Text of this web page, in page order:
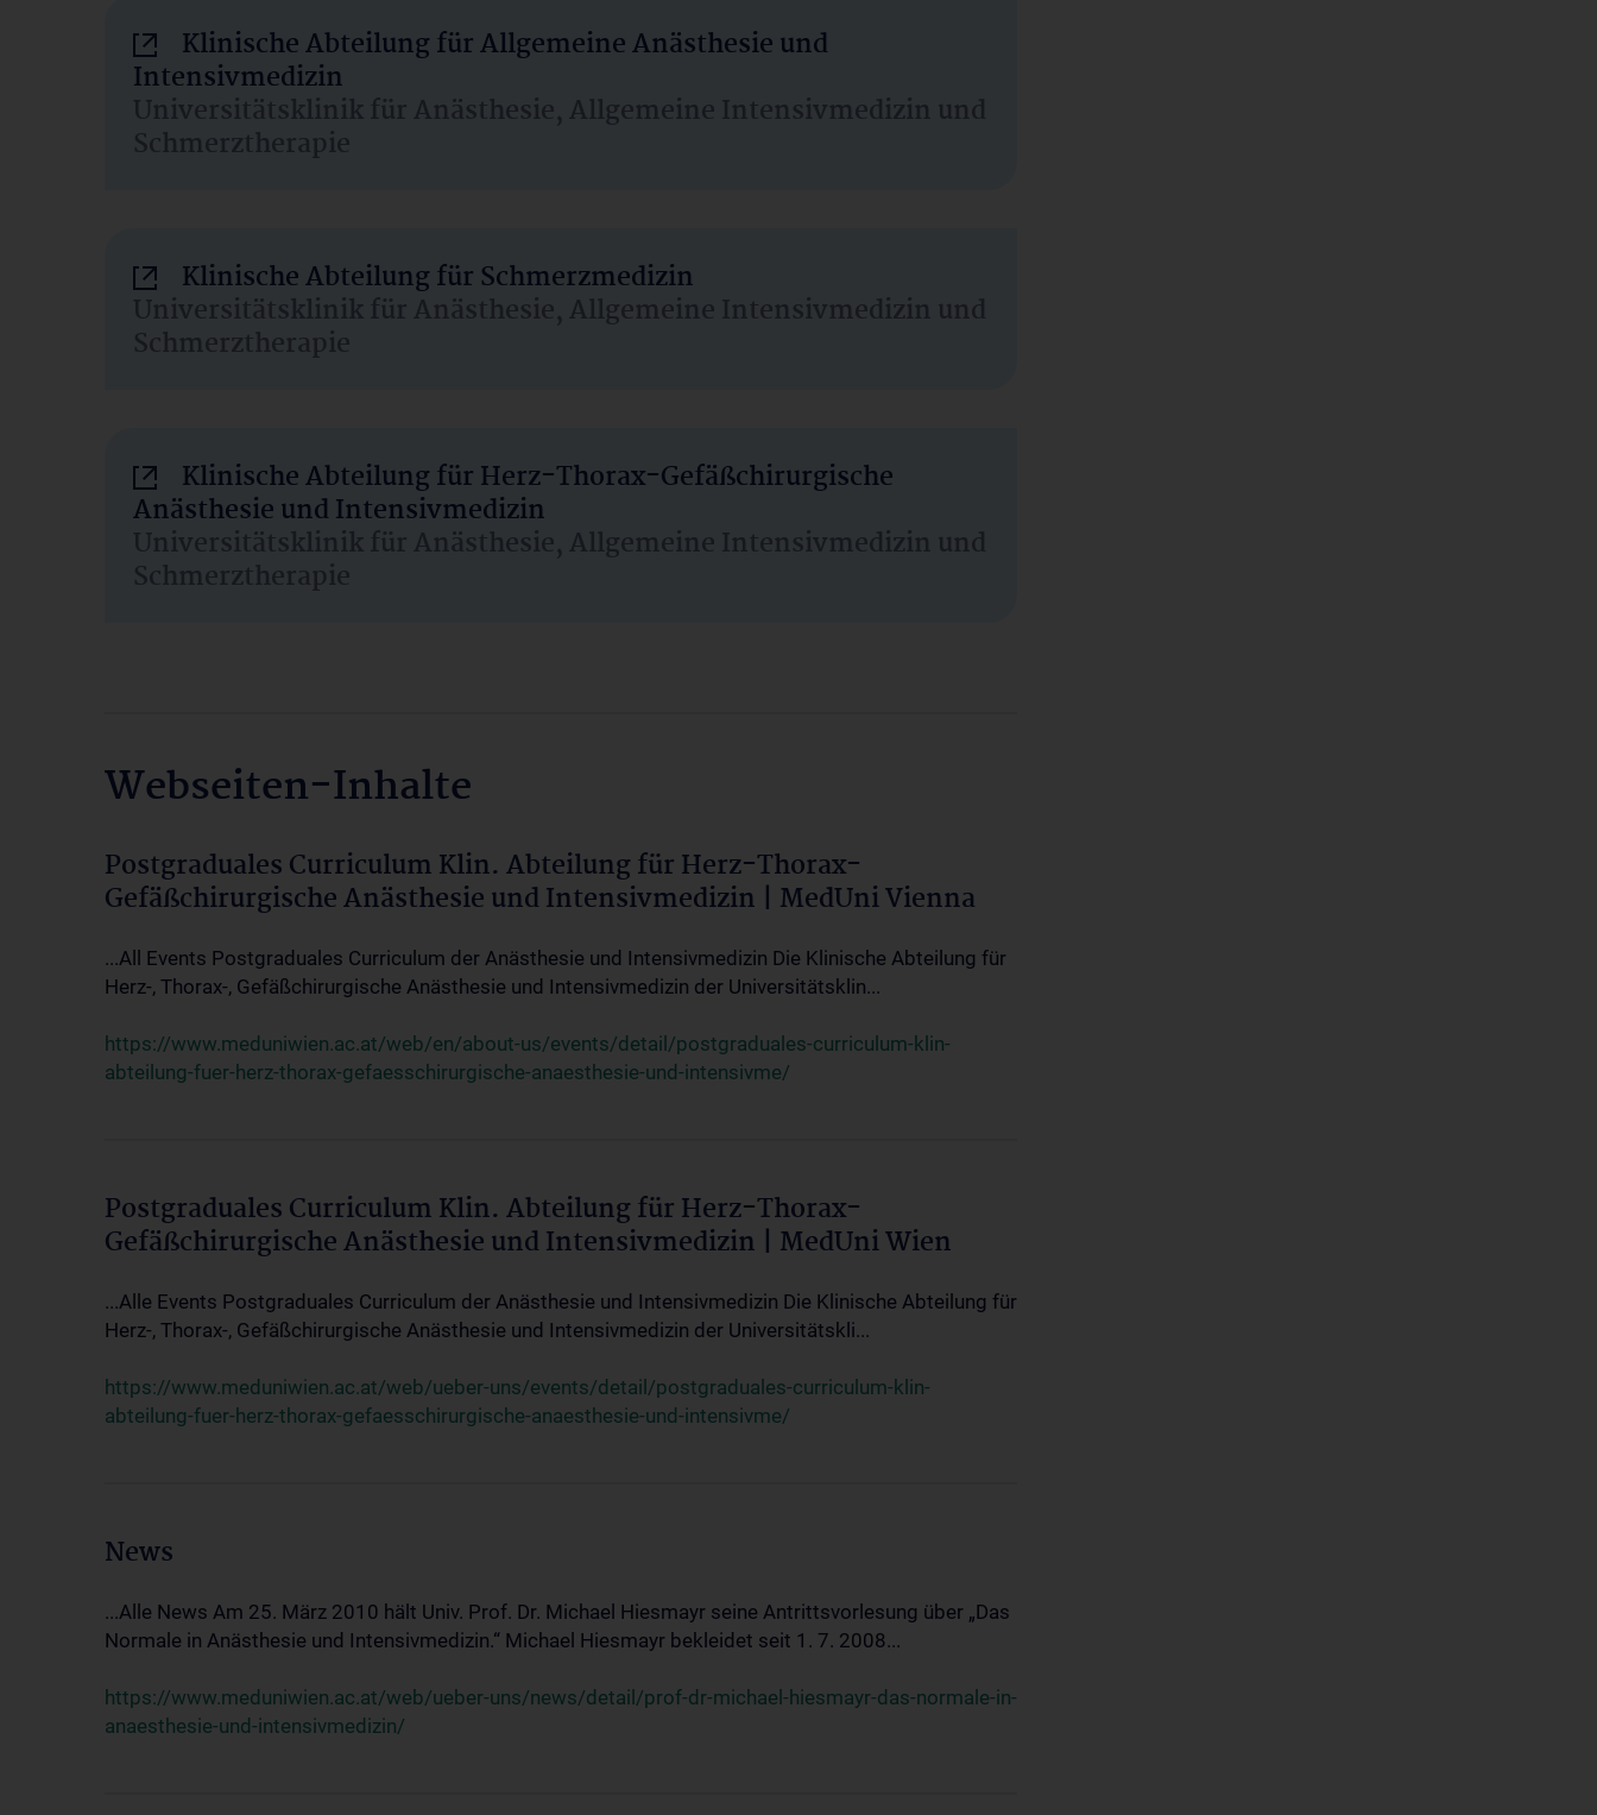
Klinische Abteilung für Allgemeine Anästhesie und
Intensivmedizin
Universitätsklinik für Anästhesie, Allgemeine Intensivmedizin und
Schmerztherapie
Klinische Abteilung für Schmerzmedizin
Universitätsklinik für Anästhesie, Allgemeine Intensivmedizin und
Schmerztherapie
Klinische Abteilung für Herz-Thorax-Gefäßchirurgische
Anästhesie und Intensivmedizin
Universitätsklinik für Anästhesie, Allgemeine Intensivmedizin und
Schmerztherapie
Webseiten-Inhalte
Postgraduales Curriculum Klin. Abteilung für Herz-Thorax-
Gefäßchirurgische Anästhesie und Intensivmedizin | MedUni Vienna
...All Events Postgraduales Curriculum der Anästhesie und Intensivmedizin Die Klinische Abteilung für
Herz-, Thorax-, Gefäßchirurgische Anästhesie und Intensivmedizin der Universitätsklin...
https://www.meduniwien.ac.at/web/en/about-us/events/detail/postgraduales-curriculum-klin-
abteilung-fuer-herz-thorax-gefaesschirurgische-anaesthesie-und-intensivme/
Postgraduales Curriculum Klin. Abteilung für Herz-Thorax-
Gefäßchirurgische Anästhesie und Intensivmedizin | MedUni Wien
...Alle Events Postgraduales Curriculum der Anästhesie und Intensivmedizin Die Klinische Abteilung für
Herz-, Thorax-, Gefäßchirurgische Anästhesie und Intensivmedizin der Universitätskli...
https://www.meduniwien.ac.at/web/ueber-uns/events/detail/postgraduales-curriculum-klin-
abteilung-fuer-herz-thorax-gefaesschirurgische-anaesthesie-und-intensivme/
News
...Alle News Am 25. März 2010 hält Univ. Prof. Dr. Michael Hiesmayr seine Antrittsvorlesung über „Das
Normale in Anästhesie und Intensivmedizin.“ Michael Hiesmayr bekleidet seit 1. 7. 2008...
https://www.meduniwien.ac.at/web/ueber-uns/news/detail/prof-dr-michael-hiesmayr-das-normale-in-
anaesthesie-und-intensivmedizin/